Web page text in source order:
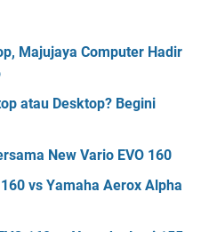
Majujaya Computer Hadir
atau Desktop? Begini
New Vario EVO 160
vs Yamaha Aerox Alpha